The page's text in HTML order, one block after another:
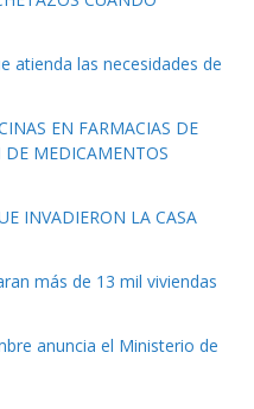
atienda las necesidades de
EN FARMACIAS DE
MEDICAMENTOS
INVADIERON LA CASA
más de 13 mil viviendas
anuncia el Ministerio de